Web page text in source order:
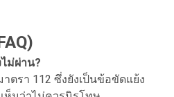
ม่ผ่าน?
ตรา 112 ซึ่งยังเป็นข้อขัดแย้ง